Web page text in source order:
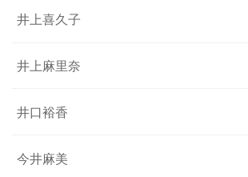
井上喜久子
井上麻里奈
井口裕香
今井麻美